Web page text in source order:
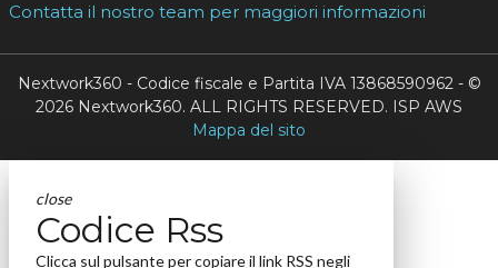
Contatta il nostro team per maggiori informazioni
Nextwork360 - Codice fiscale e Partita IVA 13868590962 - ©
2026 Nextwork360. ALL RIGHTS RESERVED. ISP AWS
Mappa del sito
close
Codice Rss
Clicca sul pulsante per copiare il link RSS negli